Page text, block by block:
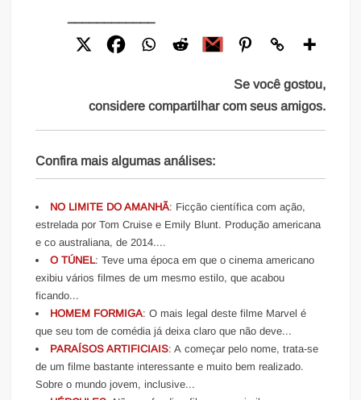
Se você gostou,
considere compartilhar com seus amigos.
Confira mais algumas análises:
NO LIMITE DO AMANHÃ: Ficção científica com ação,
estrelada por Tom Cruise e Emily Blunt. Produção americana
e co australiana, de 2014....
O TÚNEL: Teve uma época em que o cinema americano
exibiu vários filmes de um mesmo estilo, que acabou
ficando...
HOMEM FORMIGA: O mais legal deste filme Marvel é
que seu tom de comédia já deixa claro que não deve...
PARAÍSOS ARTIFICIAIS: A começar pelo nome, trata-se
de um filme bastante interessante e muito bem realizado.
Sobre o mundo jovem, inclusive...